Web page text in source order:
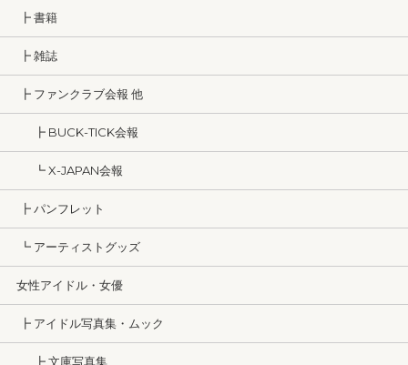
┣ 書籍
┣ 雑誌
┣ ファンクラブ会報 他
┣ BUCK-TICK会報
┗ X-JAPAN会報
┣ パンフレット
┗ アーティストグッズ
女性アイドル・女優
┣ アイドル写真集・ムック
┣ 文庫写真集